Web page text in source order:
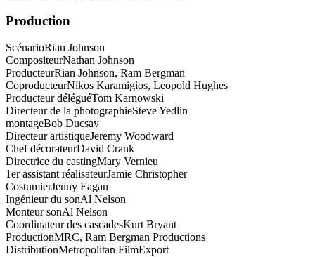
Production
ScénarioRian Johnson
CompositeurNathan Johnson
ProducteurRian Johnson, Ram Bergman
CoproducteurNikos Karamigios, Leopold Hughes
Producteur déléguéTom Karnowski
Directeur de la photographieSteve Yedlin
montageBob Ducsay
Directeur artistiqueJeremy Woodward
Chef décorateurDavid Crank
Directrice du castingMary Vernieu
1er assistant réalisateurJamie Christopher
CostumierJenny Eagan
Ingénieur du sonAl Nelson
Monteur sonAl Nelson
Coordinateur des cascadesKurt Bryant
ProductionMRC, Ram Bergman Productions
DistributionMetropolitan FilmExport